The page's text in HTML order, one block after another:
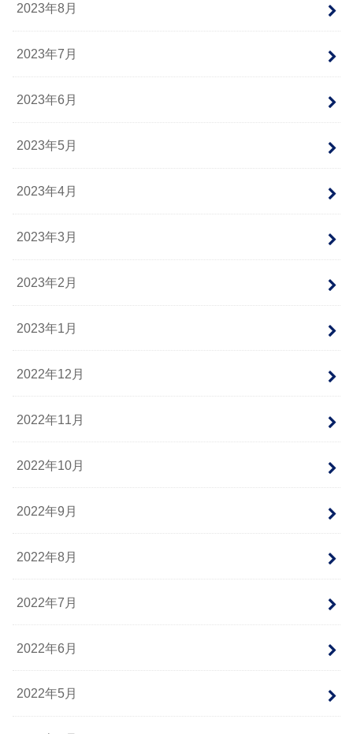
2023年8月
2023年7月
2023年6月
2023年5月
2023年4月
2023年3月
2023年2月
2023年1月
2022年12月
2022年11月
2022年10月
2022年9月
2022年8月
2022年7月
2022年6月
2022年5月